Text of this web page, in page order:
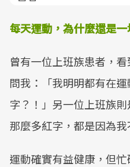
每天運動，為什麼還是一
曾有一位上班族患者，
問我：「我明明都有在
字？！」另一位上班族
那麼多紅字，都是因為我
運動確實有益健康，但